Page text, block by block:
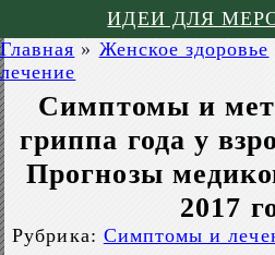
ИДЕИ ДЛЯ
Главная » Женское здоровье
лечение
Симптомы и
гриппа года у
Прогнозы
2017
Рубрика: Симптомы и